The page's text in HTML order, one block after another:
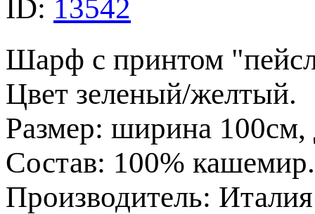
ID: 13542
Шарф с принтом
Цвет зеленый/желтый.
Размер: ширина 100см,
Состав: 100% кашемир.
Производитель: Италия